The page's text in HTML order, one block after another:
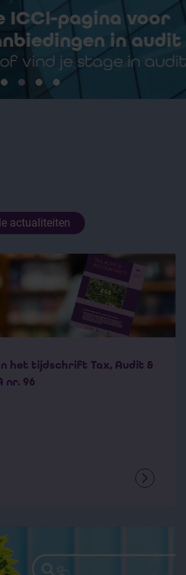
pagina voor
in audit
je stage in audit
actualiteiten
het tijdschrift Tax, Audit &
nr. 96